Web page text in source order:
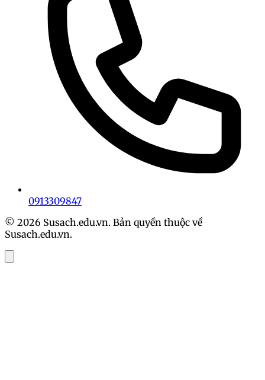
0913309847
© 2026 Susach.edu.vn. Bản quyền thuộc về
Susach.edu.vn.